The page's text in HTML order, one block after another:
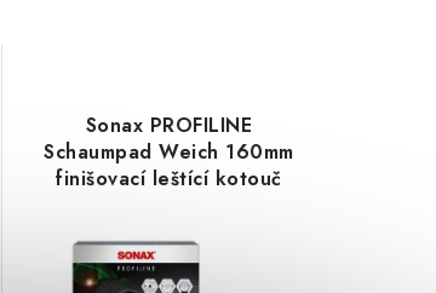
Sonax PROFILINE
Schaumpad Weich 160mm
finišovací leštící kotouč